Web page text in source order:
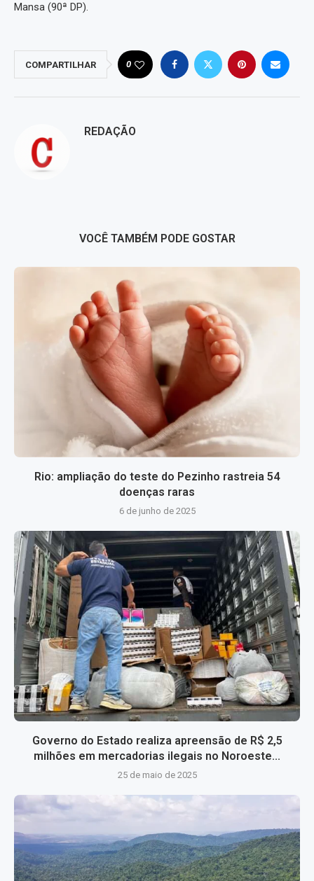
Mansa (90ª DP).
COMPARTILHAR 0
REDAÇÃO
VOCÊ TAMBÉM PODE GOSTAR
Rio: ampliação do teste do Pezinho rastreia 54
doenças raras
6 de junho de 2025
Governo do Estado realiza apreensão de R$ 2,5
milhões em mercadorias ilegais no Noroeste...
25 de maio de 2025